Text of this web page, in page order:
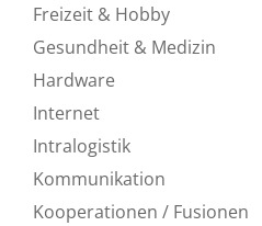
Freizeit & Hobby
Gesundheit & Medizin
Hardware
Internet
Intralogistik
Kommunikation
Kooperationen / Fusionen